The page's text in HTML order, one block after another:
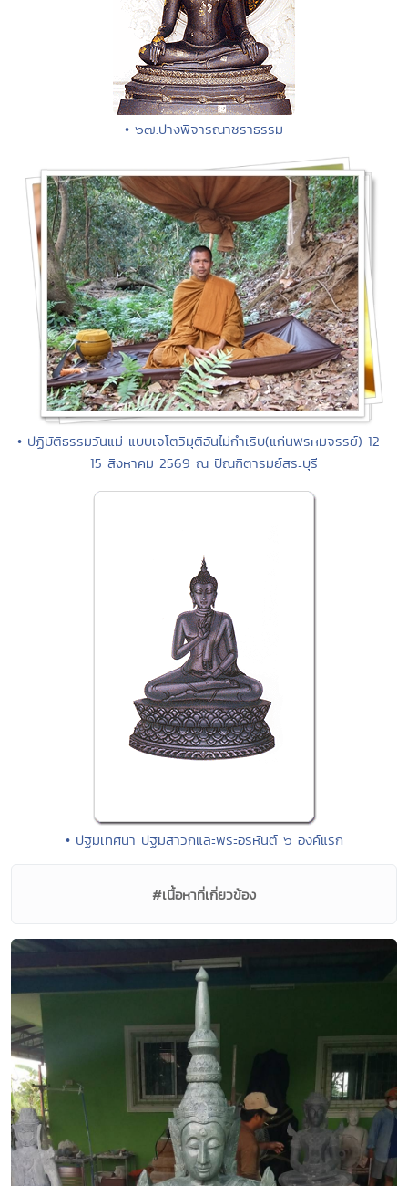
• ๖๗.ปางพิจารณาชราธรรม
• ปฏิบัติธรรมวันแม่ แบบเจโตวิมุติอันไม่กำเริบ(แก่นพรหมจรรย์) 12 -
15 สิงหาคม 2569 ณ ปัณฑิตารมย์สระบุรี
• ปฐมเทศนา ปฐมสาวกและพระอรหันต์ ๖ องค์แรก
#เนื้อหาที่เกี่ยวข้อง